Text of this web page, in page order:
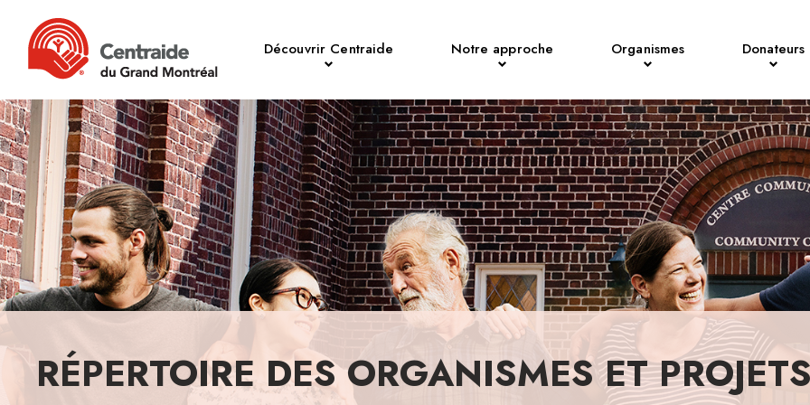
Découvrir Centraide Notre approche Organismes Donateurs
RÉPERTOIRE DES ORGANISMES ET